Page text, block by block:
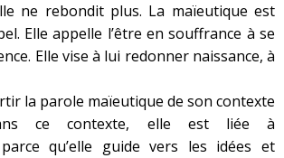
ne rebondit plus. La maïeutique est
Elle appelle l’être en souffrance à se
Elle vise à lui redonner naissance, à
parole maïeutique de son contexte
ce contexte, elle est liée à
parce qu’elle guide vers les idées et